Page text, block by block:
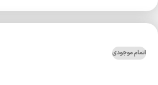
اتمام موجودی